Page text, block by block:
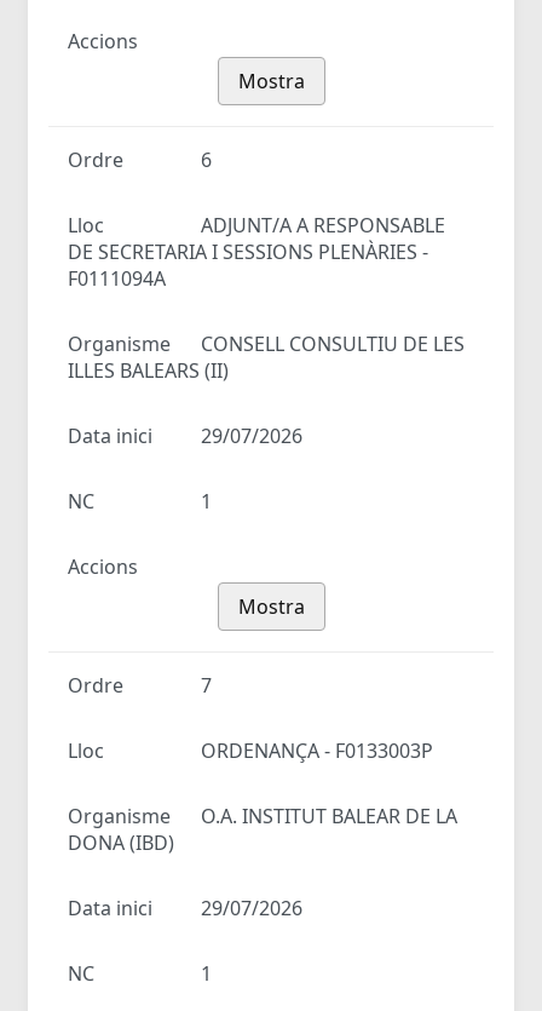
Accions
Mostra
Ordre 6
Lloc
ADJUNT/A A RESPONSABLE
DE SECRETARIA I SESSIONS PLENÀRIES -
F0111094A
Organisme
CONSELL CONSULTIU DE LES
ILLES BALEARS (II)
Data inici 29/07/2026
NC 1
Accions
Mostra
Ordre 7
Lloc ORDENANÇA - F0133003P
Organisme
O.A. INSTITUT BALEAR DE LA
DONA (IBD)
Data inici 29/07/2026
NC 1